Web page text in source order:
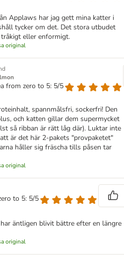
Applaws har jag gett mina katter i
tycker om det. Det stora utbudet
eller enformigt.
original
from zero to 5: 5/5
spannmålsfri, sockerfri! Den
och katten gillar dem supermycket
så ribban är rätt låg där). Luktar inte
är det här 2-pakets "provpaketet"
håller sig fräscha tills påsen tar
original
to 5: 5/5
äntligen blivit bättre efter en längre
original